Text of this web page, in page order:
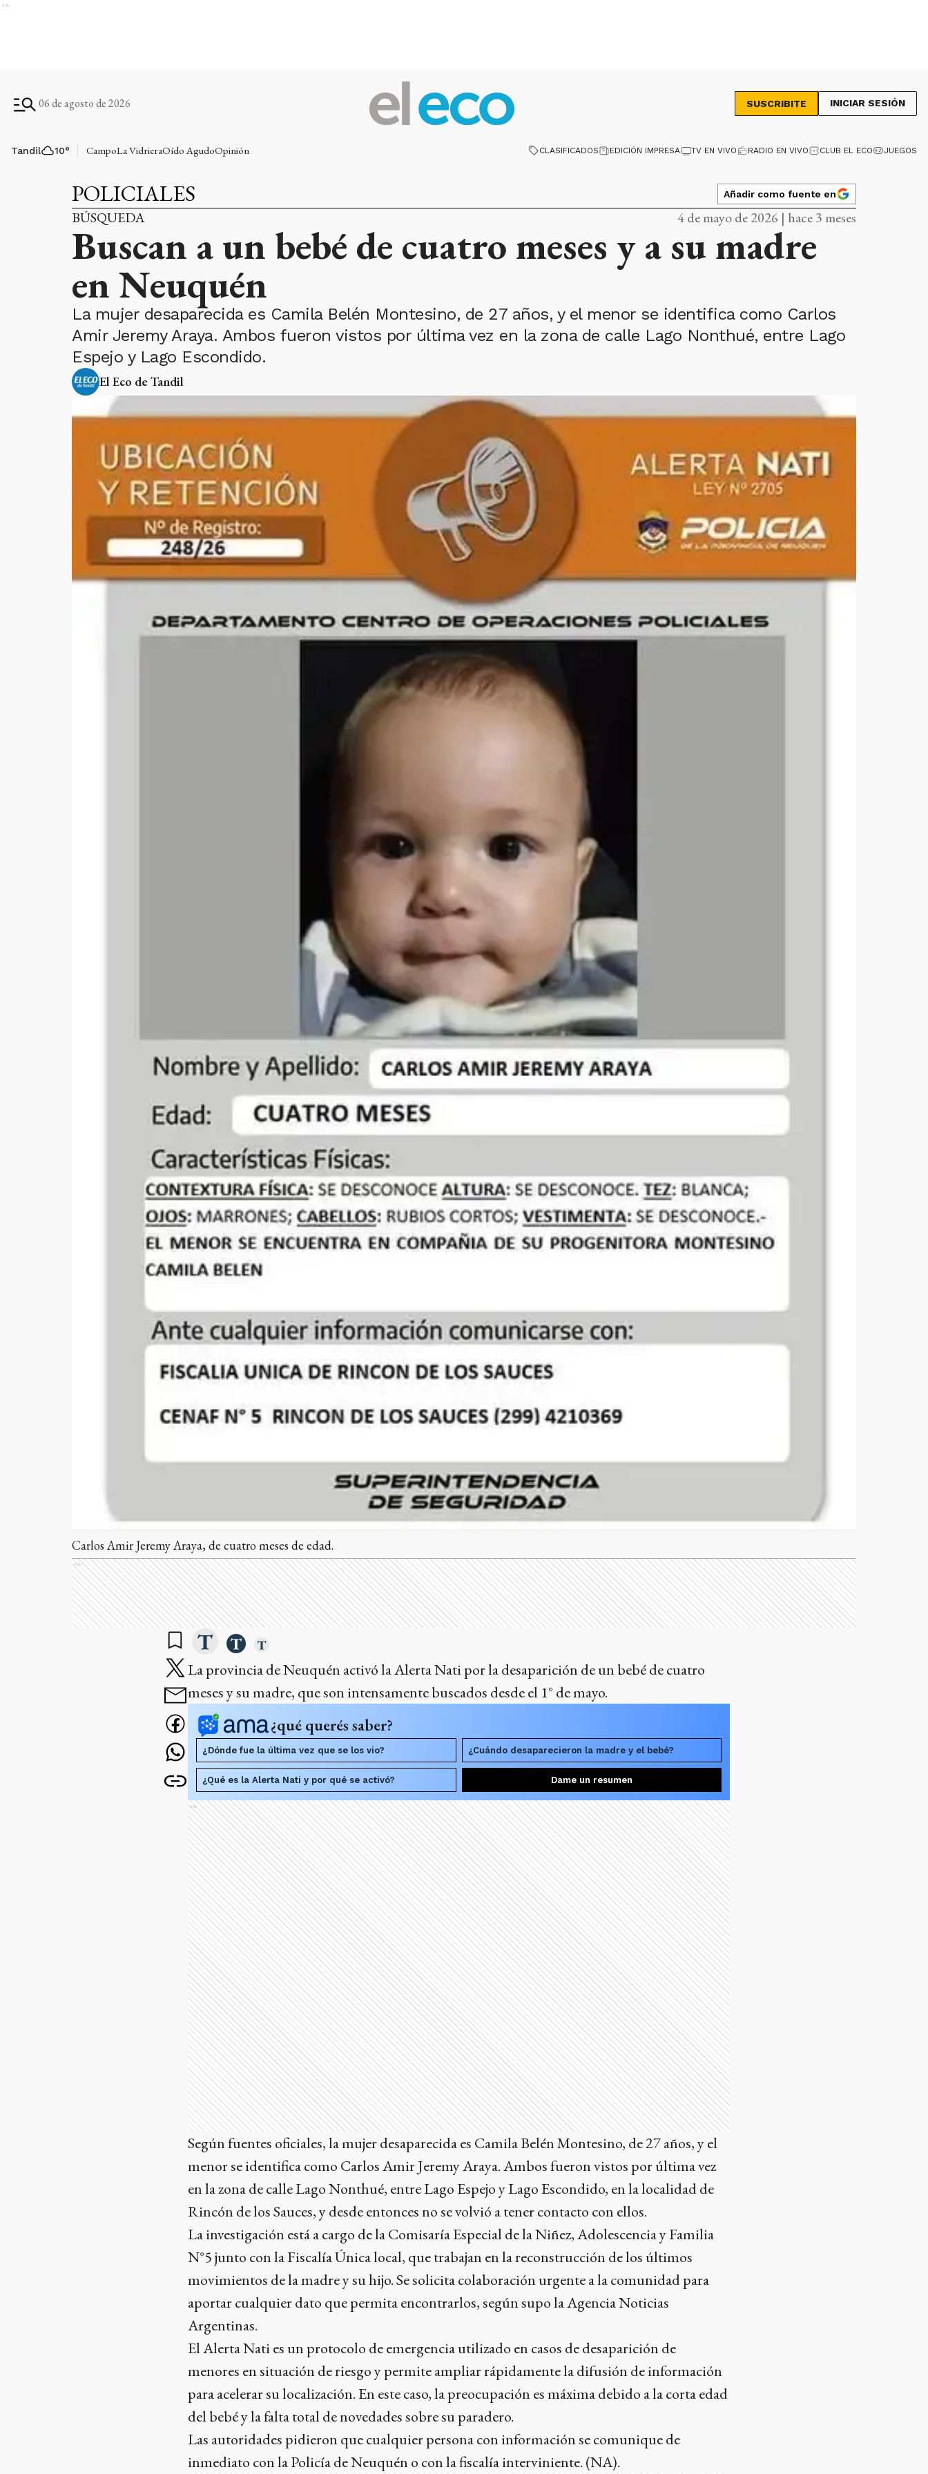
Ads
06 de agosto de 2026 SUSCRIBITE INICIAR SESIÓN
Tandil 10° CampoLa VidrieraOído AgudoOpinión CLASIFICADOS EDICIÓN IMPRESA TV EN VIVO RADIO EN VIVO CLUB EL ECO JUEGOS
POLICIALES Añadir como fuente en
BÚSQUEDA 4 de mayo de 2026 | hace 3 meses
Buscan a un bebé de cuatro meses y a su madre
en Neuquén
La mujer desaparecida es Camila Belén Montesino, de 27 años, y el menor se identifica como Carlos
Amir Jeremy Araya. Ambos fueron vistos por última vez en la zona de calle Lago Nonthué, entre Lago
Espejo y Lago Escondido.
El Eco de Tandil
Carlos Amir Jeremy Araya, de cuatro meses de edad.
Ads
La provincia de Neuquén activó la Alerta Nati por la desaparición de un bebé de cuatro
meses y su madre, que son intensamente buscados desde el 1° de mayo.
¿qué querés saber?
¿Dónde fue la última vez que se los vio? ¿Cuándo desaparecieron la madre y el bebé?
¿Qué es la Alerta Nati y por qué se activó? Dame un resumen
Ads
Según fuentes oficiales, la mujer desaparecida es Camila Belén Montesino, de 27 años, y el
menor se identifica como Carlos Amir Jeremy Araya. Ambos fueron vistos por última vez
en la zona de calle Lago Nonthué, entre Lago Espejo y Lago Escondido, en la localidad de
Rincón de los Sauces, y desde entonces no se volvió a tener contacto con ellos.
La investigación está a cargo de la Comisaría Especial de la Niñez, Adolescencia y Familia
N°5 junto con la Fiscalía Única local, que trabajan en la reconstrucción de los últimos
movimientos de la madre y su hijo. Se solicita colaboración urgente a la comunidad para
aportar cualquier dato que permita encontrarlos, según supo la Agencia Noticias
Argentinas.
El Alerta Nati es un protocolo de emergencia utilizado en casos de desaparición de
menores en situación de riesgo y permite ampliar rápidamente la difusión de información
para acelerar su localización. En este caso, la preocupación es máxima debido a la corta edad
del bebé y la falta total de novedades sobre su paradero.
Las autoridades pidieron que cualquier persona con información se comunique de
inmediato con la Policía de Neuquén o con la fiscalía interviniente. (NA).